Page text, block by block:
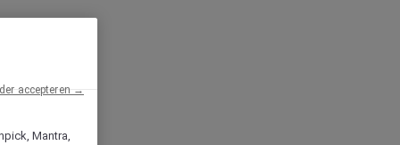
Mantra,
accepteren →